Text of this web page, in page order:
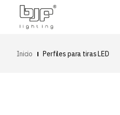
Inicio Perfiles para tiras LED